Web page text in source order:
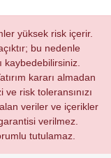
yüksek risk içerir.
bu nedenle
kaybedebilirsiniz.
kararı almadan
risk toleransınızı
veriler ve içerikler
verilmez.
tutulamaz.